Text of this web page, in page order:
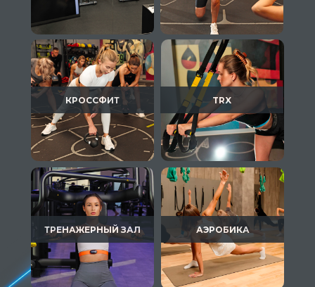
TRX
КРОССФИТ
АЭРОБИКА
ТРЕНАЖЕРНЫЙ ЗАЛ